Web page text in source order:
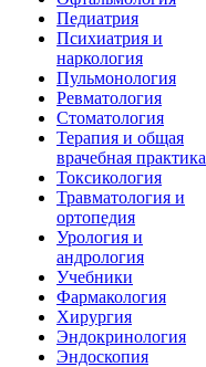
Педиатрия
Психиатрия и
наркология
Пульмонология
Ревматология
Стоматология
Терапия и общая
врачебная практика
Токсикология
Травматология и
ортопедия
Урология и
андрология
Учебники
Фармакология
Хирургия
Эндокринология
Эндоскопия